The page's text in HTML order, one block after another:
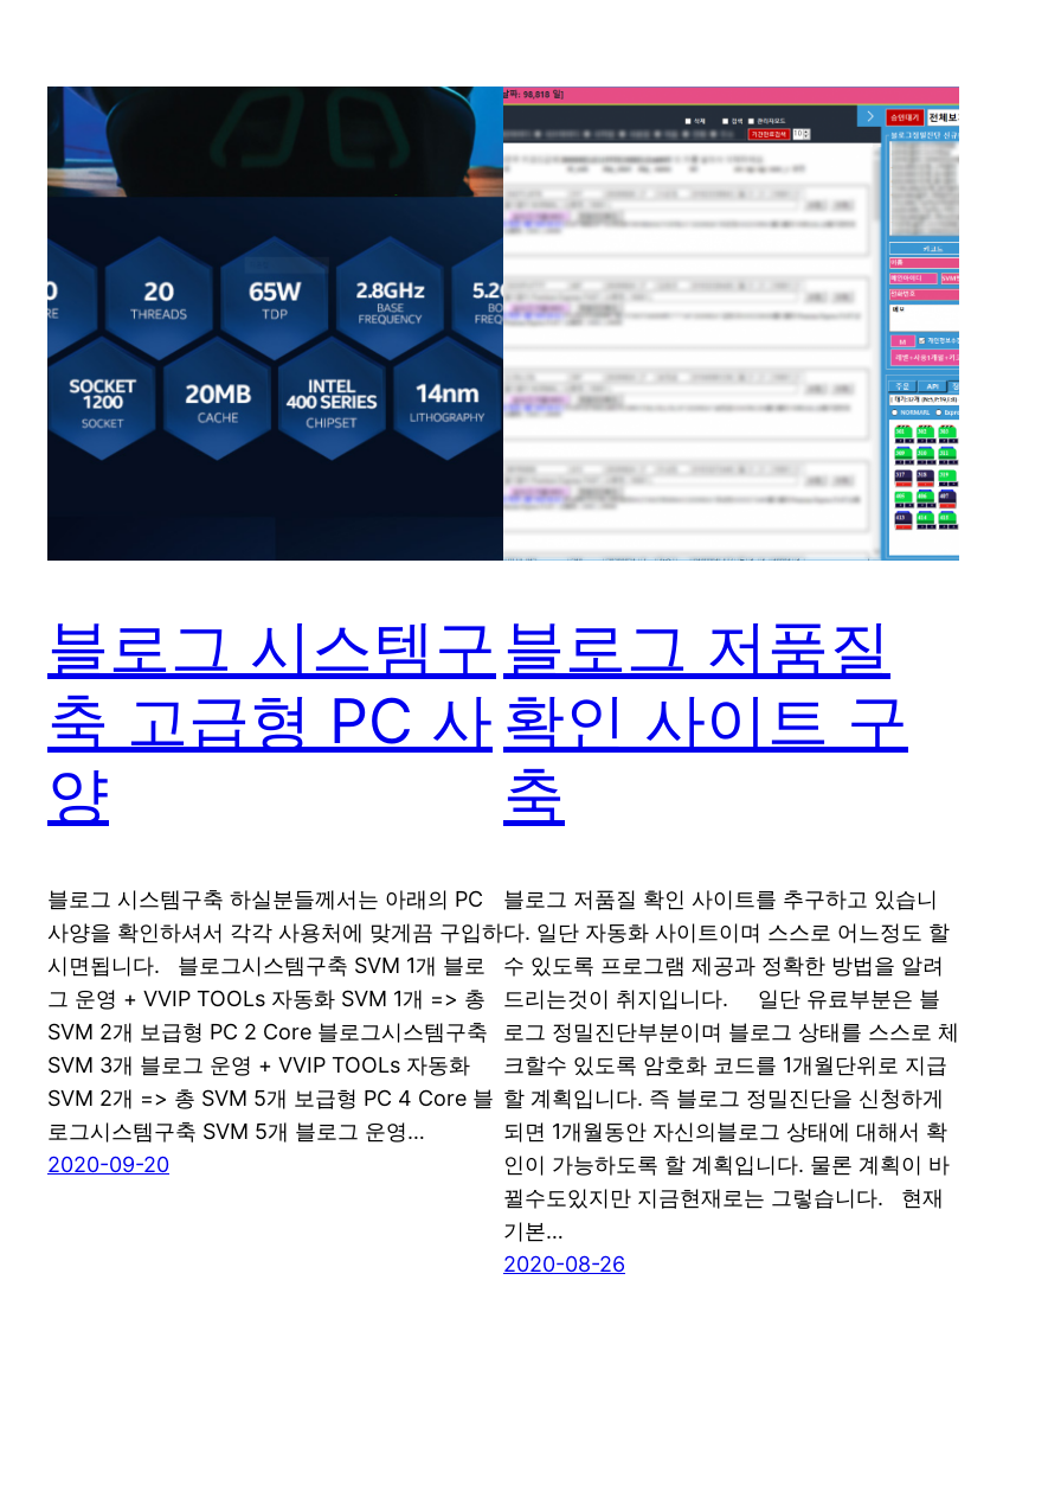
블로그 시스템구
축 고급형 PC 사
양
블로그 시스템구축 하실분들께서는 아래의 PC
사양을 확인하셔서 각각 사용처에 맞게끔 구입하
시면됩니다. 블로그시스템구축 SVM 1개 블로
그 운영 + VVIP TOOLs 자동화 SVM 1개 => 총
SVM 2개 보급형 PC 2 Core 블로그시스템구축
SVM 3개 블로그 운영 + VVIP TOOLs 자동화
SVM 2개 => 총 SVM 5개 보급형 PC 4 Core 블
로그시스템구축 SVM 5개 블로그 운영…
2020-09-20
블로그 저품질
확인 사이트 구
축
블로그 저품질 확인 사이트를 추구하고 있습니
다. 일단 자동화 사이트이며 스스로 어느정도 할
수 있도록 프로그램 제공과 정확한 방법을 알려
드리는것이 취지입니다. 일단 유료부분은 블
로그 정밀진단부분이며 블로그 상태를 스스로 체
크할수 있도록 암호화 코드를 1개월단위로 지급
할 계획입니다. 즉 블로그 정밀진단을 신청하게
되면 1개월동안 자신의블로그 상태에 대해서 확
인이 가능하도록 할 계획입니다. 물론 계획이 바
뀔수도있지만 지금현재로는 그렇습니다. 현재
기본…
2020-08-26